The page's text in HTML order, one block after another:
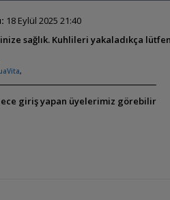
18 Eylül 2025 21:40
sağlık. Kuhlileri yakaladıkça
,
giriş yapan üyelerimiz görebilir